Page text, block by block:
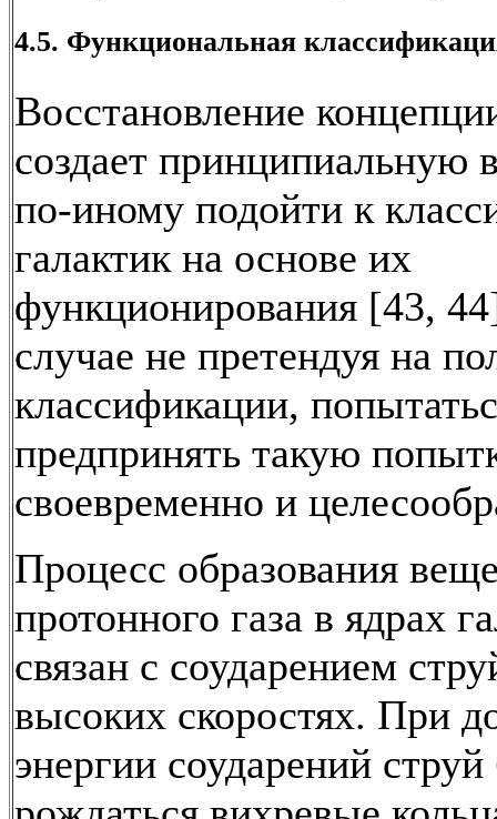
4.5. Функциональная
Восстановление
создает принципиальную
по-иному подойти к
галактик на основе их
функционирования [43,
случае не претендуя на
классификации,
предпринять такую
своевременно и
Процесс образования
протонного газа в ядрах
связан с соударением
высоких скоростях. При
энергии соударений струй